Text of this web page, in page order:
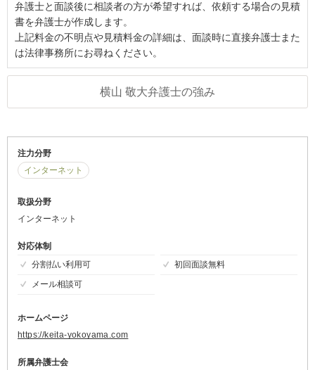
弁護士と面談後に相談者の方が希望すれば、依頼する場合の見積
書を弁護士が作成します。
上記料金の不明点や見積料金の詳細は、面談時に直接弁護士また
は法律事務所にお尋ねください。
横山 敬大弁護士の強み
注力分野
インターネット
取扱分野
インターネット
対応体制
分割払い利用可
初回面談無料
メール相談可
ホームページ
https://keita-yokoyama.com
所属弁護士会